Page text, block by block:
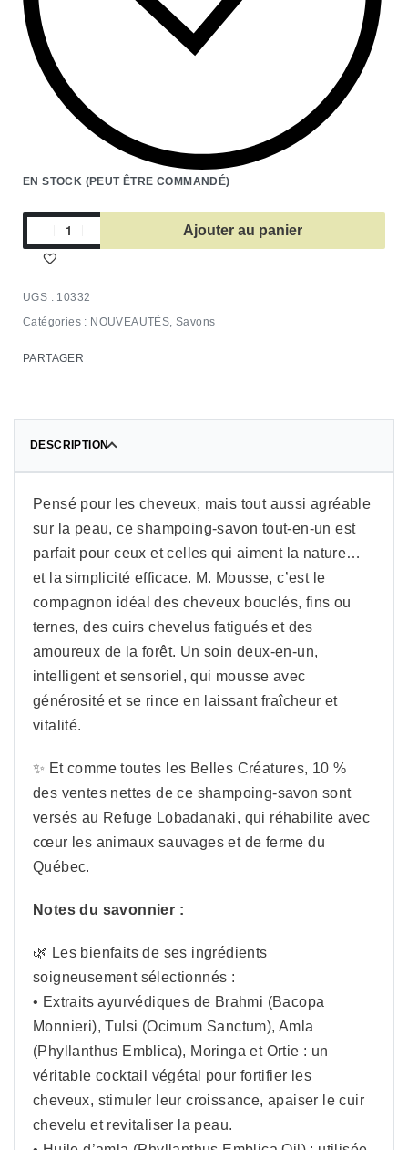
EN STOCK (PEUT ÊTRE COMMANDÉ)
Ajouter au panier
10332
Catégories : NOUVEAUTÉS,Savons
PARTAGER
DESCRIPTION
Pensé pour les cheveux, mais tout aussi agréable
sur la peau, ce shampoing-savon tout-en-un est
parfait pour ceux et celles qui aiment la nature…
et la simplicité efficace. M. Mousse, c’est le
compagnon idéal des cheveux bouclés, fins ou
ternes, des cuirs chevelus fatigués et des
amoureux de la forêt. Un soin deux-en-un,
intelligent et sensoriel, qui mousse avec
générosité et se rince en laissant fraîcheur et
vitalité.
✨ Et comme toutes les Belles Créatures, 10 %
des ventes nettes de ce shampoing-savon sont
versés au Refuge Lobadanaki, qui réhabilite avec
cœur les animaux sauvages et de ferme du
Québec.
Notes du savonnier :
🌿 Les bienfaits de ses ingrédients
soigneusement sélectionnés :
• Extraits ayurvédiques de Brahmi (Bacopa
Monnieri), Tulsi (Ocimum Sanctum), Amla
(Phyllanthus Emblica), Moringa et Ortie : un
véritable cocktail végétal pour fortifier les
cheveux, stimuler leur croissance, apaiser le cuir
chevelu et revitaliser la peau.